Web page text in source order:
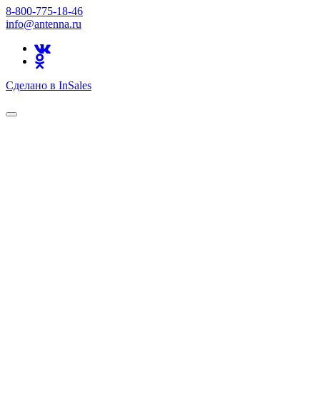
8-800-775-18-46
info@antenna.ru
Сделано в InSales